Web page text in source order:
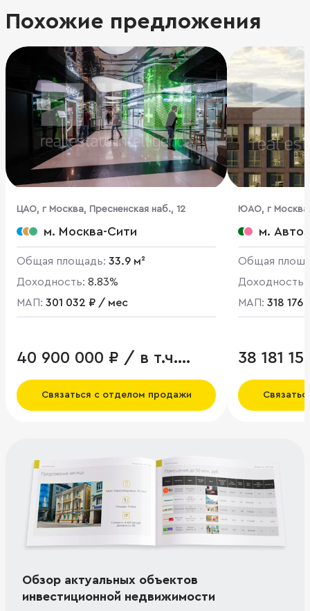
Похожие предложения
ЦАО, г Москва, Пресненская наб., 12
м. Москва-Сити
Общая площадь: 33.9 м²
Доходность: 8.83%
МАП: 301 032 ₽ / мес
40 900 000 ₽ / в т.ч.
НДС
Связаться с отделом продажи
ЮАО, г
стр. 66
м.
Общая
Доходность:
МАП: 318
38 181
Обзор актуальных объектов
инвестиционной недвижимости